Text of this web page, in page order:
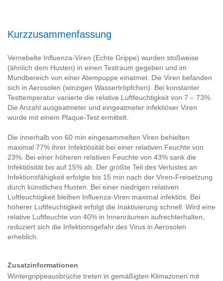
Kurzzusammenfassung
Vernebelte Influenza-Viren (Echte Grippe) wurden stoßweise
(ähnlich dem Husten) in einen Testraum gegeben und im
Mundbereich von einer Atempuppe einatmet. Die Viren befanden
sich in Aerosolen (winzigen Wassertröpfchen). Bei konstanter
Testtemperatur variierte die relative Luftfeuchtigkeit von 7 – 73%.
Die Anzahl ausgeatmeter und eingeatmeter infektiöser Viren
wurde mit einem Plaque-Test ermittelt.
Die innerhalb von 60 min eingesammelten Viren behielten
maximal 77% ihrer Infektiösität bei einer relativen Feuchte von
23%. Bei einer höheren relativen Feuchte von 43% sank die
Infektiösität bis auf 15% ab. Der größte Teil des Verlustes an
Infektionsfähigkeit erfolgte bis 15 min nach der Viren-Freisetzung
durch künstliches Husten. Bei einer niedrigen relativen
Luftfeuchtigkeit bleiben Influenza-Viren maximal infektiös. Bei
höherer Luftfeuchtigkeit erfolgt die Inaktivierung schnell. Wird eine
relative Luftfeuchte von 40% in Innenräumen aufrechterhalten,
reduziert sich die Infektionsgefahr des Virus in Aerosolen
erheblich.
Zusatzinformationen
Wintergrippeausbrüche treten in gemäßigten Klimazonen mit